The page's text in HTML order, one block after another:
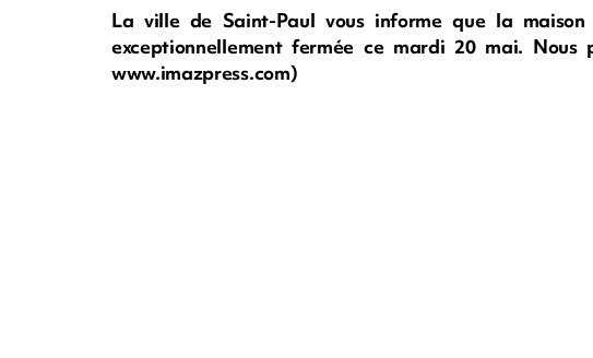
La ville de Saint-Paul vous informe que la maison
exceptionnellement fermée ce mardi 20 mai. Nous
www.imazpress.com)